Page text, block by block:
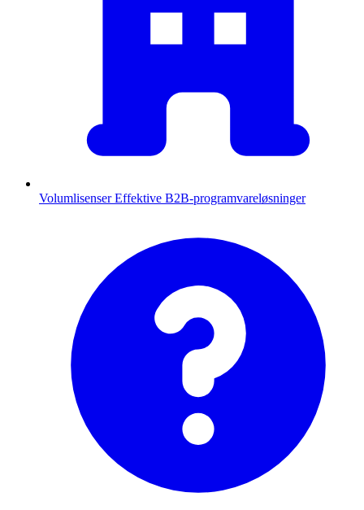
Volumlisenser Effektive B2B-programvareløsninger